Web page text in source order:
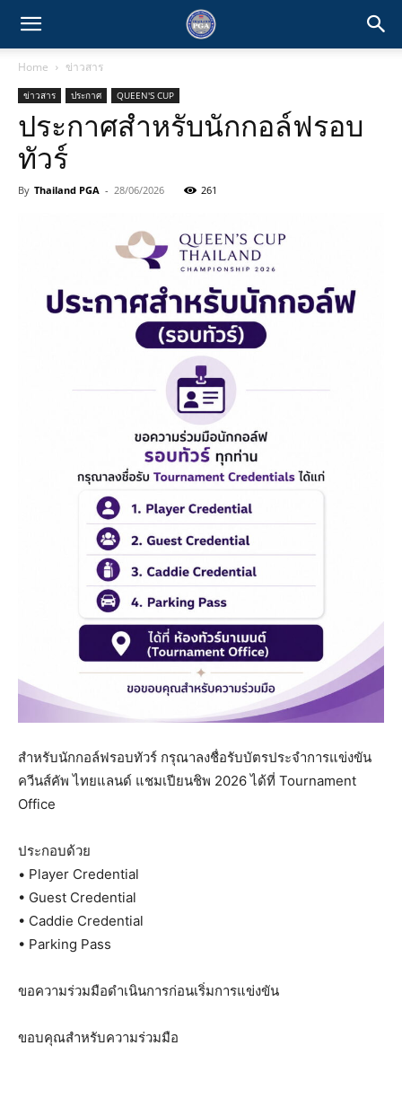
Home ข่าวสาร
ข่าวสาร ประกาศ QUEEN'S CUP
ประกาศสำหรับนักกอล์ฟรอบ
ทัวร์
By Thailand PGA - 28/06/2026 261
สำหรับนักกอล์ฟรอบทัวร์ กรุณาลงชื่อรับบัตรประจำการแข่งขัน
ควีนส์คัพ ไทยแลนด์ แชมเปียนชิพ 2026 ได้ที่ Tournament
Office
ประกอบด้วย
• Player Credential
• Guest Credential
• Caddie Credential
• Parking Pass
ขอความร่วมมือดำเนินการก่อนเริ่มการแข่งขัน
ขอบคุณสำหรับความร่วมมือ